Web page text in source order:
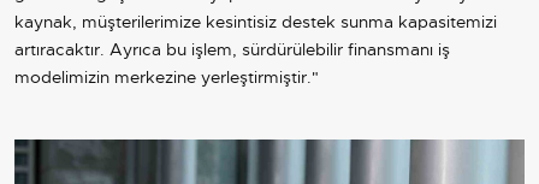
kaynak, müşterilerimize kesintisiz destek sunma kapasitemizi
artıracaktır. Ayrıca bu işlem, sürdürülebilir finansmanı iş
modelimizin merkezine yerleştirmiştir."